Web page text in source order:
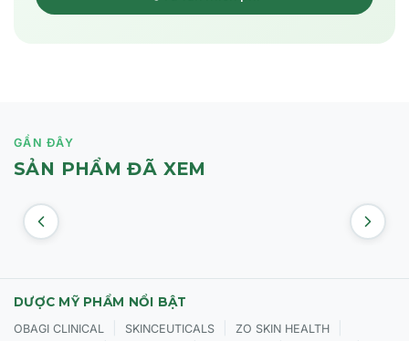
GẦN ĐÂY
SẢN PHẨM ĐÃ XEM
DƯỢC MỸ PHẨM NỔI BẬT
OBAGI CLINICAL SKINCEUTICALS ZO SKIN HEALTH